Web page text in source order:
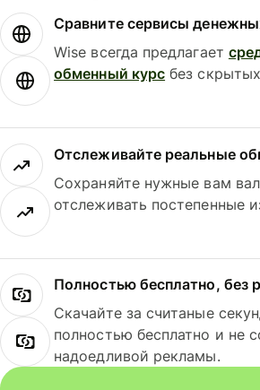
Сравните сервисы
Wise всегда предлагает
обменный курс без
Отслеживайте реальные
Сохраняйте нужные вам
отслеживать постепенные
Полностью бесплатно, без
Скачайте за считаные
полностью бесплатно и не
надоедливой рекламы.